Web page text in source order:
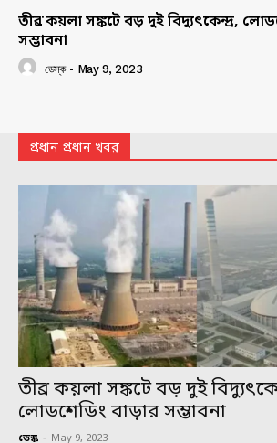
তীব্র কয়লা সঙ্কটে বড় দুই বিদ্যুৎকেন্দ্র,
সম্ভাবনা
ডেস্ক - May 9, 2023
প্রধান প্রধান খবর
তীব্র কয়লা সঙ্কটে বড় দুই
লোডশেডিং বাড়ার সম্ভাবনা
ডেস্ক - May 9, 2023